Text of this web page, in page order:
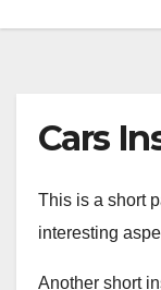
Cars
This is a short
interesting
Another short